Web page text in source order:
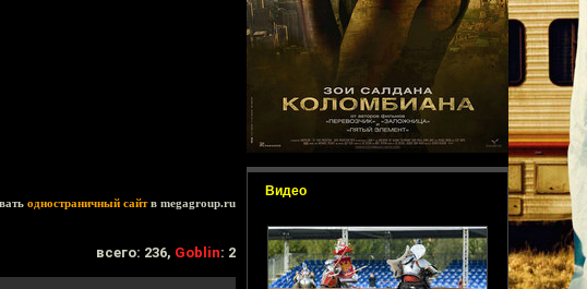
Видео
одностраничный сайтв megagroup.ru
всего: 236, Goblin: 2